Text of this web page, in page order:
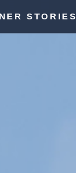
STORIES